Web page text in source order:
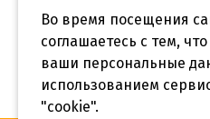
Во время посещения
соглашаетесь с тем,
ваши персональные
использованием
"cookie".